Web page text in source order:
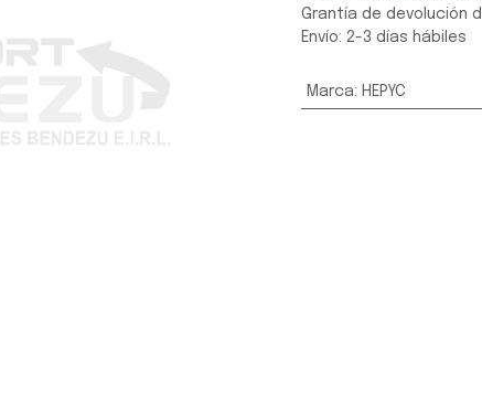
Grantía de devolución
Envío: 2-3 días hábiles
Marca: HEPYC